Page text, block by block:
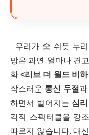
우리가 숨 쉬듯 누
망은 과연 얼마나 견
화<리브 더 월드 비
작스러운 통신 두절
하면서 벌어지는 심
각적 스펙터클을 강
따르지 않습니다. 대